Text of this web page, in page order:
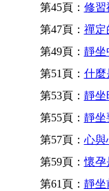
第45頁： 修習
第47頁： 禪定
第49頁： 靜坐
第51頁： 什麼
第53頁： 靜坐
第55頁： 靜坐
第57頁： 心與
第59頁：懷孕
第61頁： 靜坐